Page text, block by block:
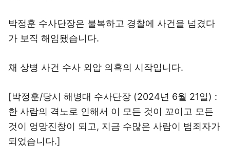
박정훈 수사단장은 불복하고 경찰에 사건을 넘겼다
가 보직 해임됐습니다.
채 상병 사건 수사 외압 의혹의 시작입니다.
[박정훈/당시 해병대 수사단장 (2024년 6월 21일) :
한 사람의 격노로 인해서 이 모든 것이 꼬이고 모든
것이 엉망진창이 되고, 지금 수많은 사람이 범죄자가
되었습니다.]